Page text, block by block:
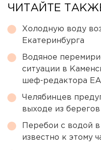
ЧИТАЙТЕ
Холодную воду
Екатеринбурга
Водяное
ситуации в
шеф-редактора
Челябинцев
выходе из
Перебои с водой
известно к этому